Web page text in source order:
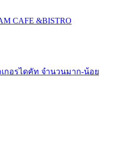
CAFE &BISTRO
กอรไดคัท จำนวนมาก-น้อย